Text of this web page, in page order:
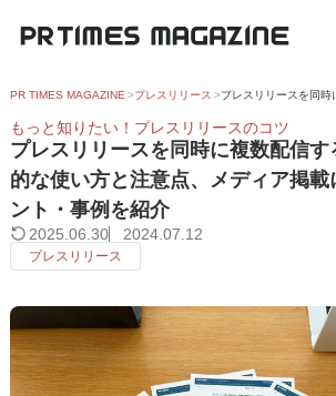
PR TIMES MAGAZINE プレスリリース
もっと知りたい！プレスリリースのコツ
プレスリリースを同時に複数配信
的な使い方と注意点、メディア掲載
ント・事例を紹介
2025.06.30 2024.07.12
プレスリリース